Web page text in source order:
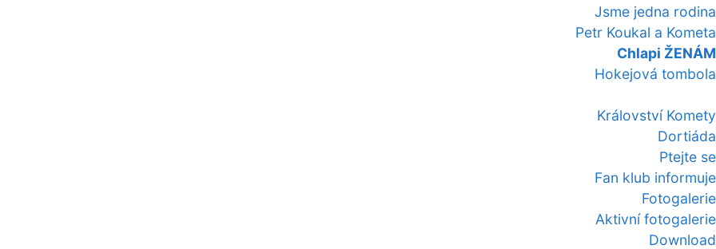
Jsme jedna rodina
Petr Koukal a Kometa
Chlapi ŽENÁM
Hokejová tombola
Království Komety
Dortiáda
Ptejte se
Fan klub informuje
Fotogalerie
Aktivní fotogalerie
Download